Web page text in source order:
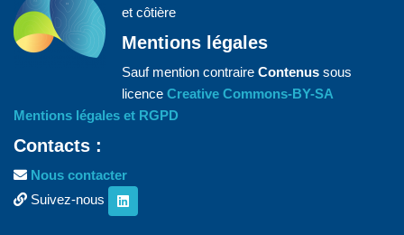
et côtière
Mentions légales
Sauf mention contraire Contenus sous
licence Creative Commons-BY-SA
Mentions légales et RGPD
Contacts :
Nous contacter
Suivez-nous